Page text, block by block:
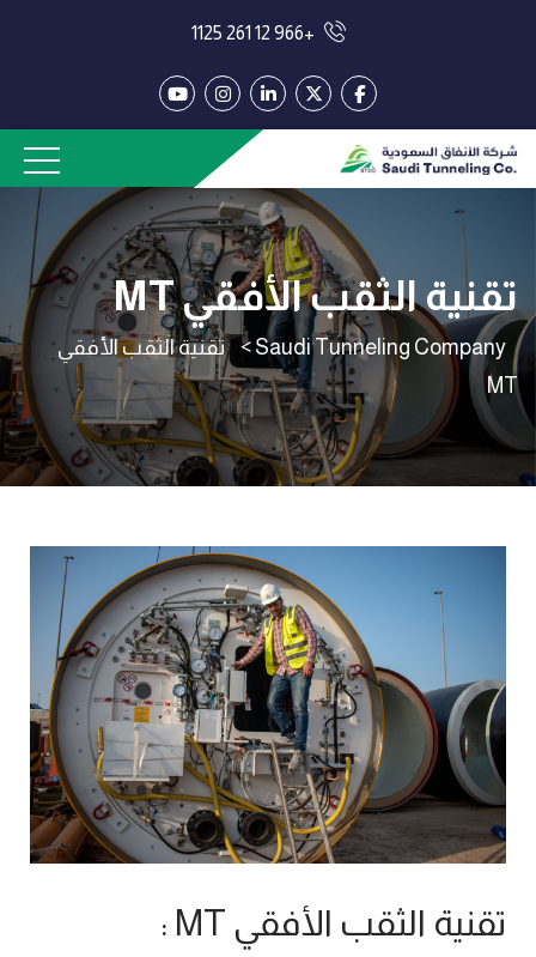
+966 12 261 1125
تقنية الثقب الأفقي MT
Saudi Tunneling Company
>
تقنية الثقب الأفقي
MT
تقنية الثقب الأفقي MT :